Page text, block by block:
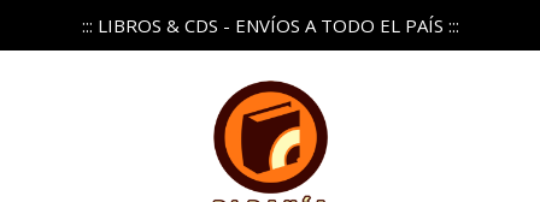
::: LIBROS & CDS - ENVÍOS A TODO EL PAÍS :::